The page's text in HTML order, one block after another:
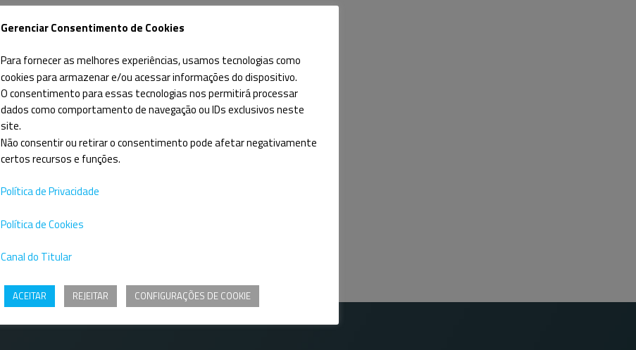
Gerenciar Consentimento de Cookies
Para fornecer as melhores experiências, usamos tecnologias como
cookies para armazenar e/ou acessar informações do dispositivo.
O consentimento para essas tecnologias nos permitirá processar
dados como comportamento de navegação ou IDs exclusivos neste
site.
Não consentir ou retirar o consentimento pode afetar negativamente
certos recursos e funções.
Política de Privacidade
Política de Cookies
Canal do Titular
ACEITAR REJEITAR CONFIGURAÇÕES DE COOKIE